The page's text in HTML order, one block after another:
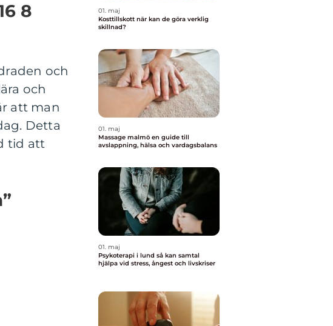
8
och
och
att man
Detta
tid att
01. maj
Kosttillskott när kan de göra verklig
skillnad?
01. maj
Massage malmö en guide till
avslappning, hälsa och vardagsbalans
01. maj
Psykoterapi i lund så kan samtal
hjälpa vid stress, ångest och livskriser